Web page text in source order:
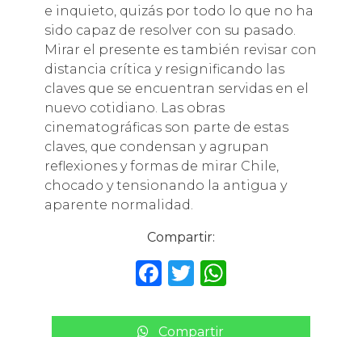
e inquieto, quizás por todo lo que no ha
sido capaz de resolver con su pasado.
Mirar el presente es también revisar con
distancia crítica y resignificando las
claves que se encuentran servidas en el
nuevo cotidiano. Las obras
cinematográficas son parte de estas
claves, que condensan y agrupan
reflexiones y formas de mirar Chile,
chocado y tensionando la antigua y
aparente normalidad.
Compartir:
F
c
T
it
W
a
Compartir